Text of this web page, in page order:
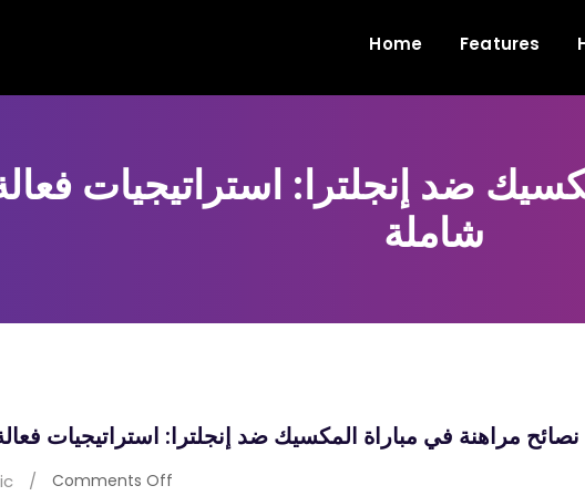
Home Features
ضد إنجلترا: استراتيجيات
شاملة
نصائح مراهنة في مباراة المكسيك ضد إنجلترا: استراتيجيات
/ Comments Offon